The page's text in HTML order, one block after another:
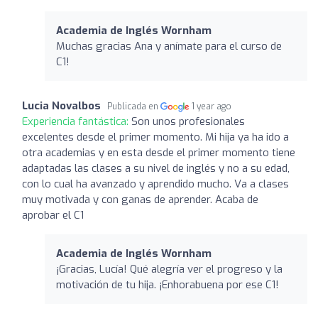
Academia de Inglés Wornham
Muchas gracias Ana y anímate para el curso de
C1!
Lucia Novalbos Publicada en 1 year ago
Experiencia fantástica: Son unos profesionales
excelentes desde el primer momento. Mi hija ya ha ido a
otra academias y en esta desde el primer momento tiene
adaptadas las clases a su nivel de inglés y no a su edad,
con lo cual ha avanzado y aprendido mucho. Va a clases
muy motivada y con ganas de aprender. Acaba de
aprobar el C1
Academia de Inglés Wornham
¡Gracias, Lucía! Qué alegría ver el progreso y la
motivación de tu hija. ¡Enhorabuena por ese C1!